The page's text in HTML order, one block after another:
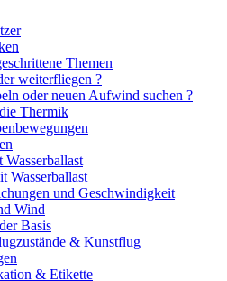
Themen
weiterfliegen ?
oder neuen Aufwind suchen ?
Thermik
Wasserballast
Wasserballast
und Geschwindigkeit
Wind
Basis
& Kunstflug
& Etikette